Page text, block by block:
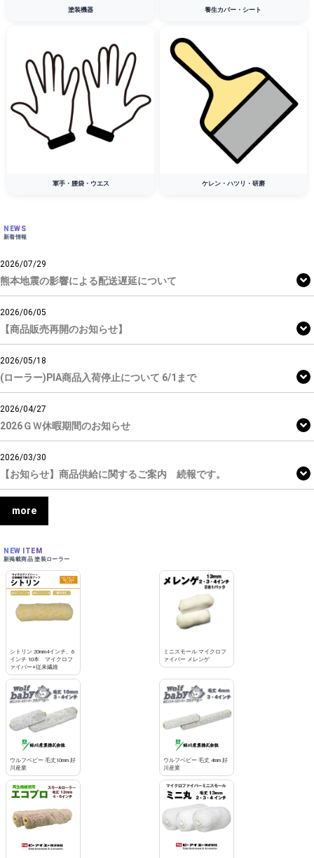
塗装機器 養生カバー・シート
軍手・腰袋・ウエス ケレン・ハツリ・研磨
NEWS
新着情報
2026/07/29
熊本地震の影響による配送遅延について
2026/06/05
【商品販売再開のお知らせ】
2026/05/18
(ローラー)PIA商品入荷停止について 6/1まで
2026/04/27
2026ＧＷ休暇期間のお知らせ
2026/03/30
【お知らせ】商品供給に関するご案内 続報です。
more
NEW ITEM
新掲載商品 塗装ローラー
シトリン 20mm4インチ、6
インチ 10本 マイクロフ
ァイバー+従来繊維
ミニスモール マイクロフ
ァイバー メレンゲ
ウルフベビー 毛丈10mm 好
川産業
ウルフベビー 毛丈 4mm 好
川産業